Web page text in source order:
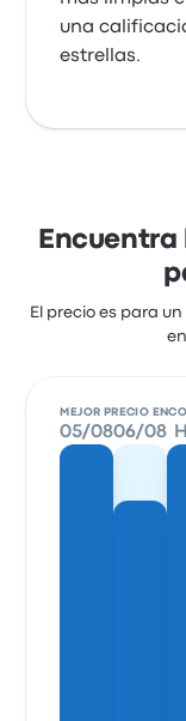
una
estrellas.
Encuentra
El precio es para
MEJOR PRECIO
05/0806/08